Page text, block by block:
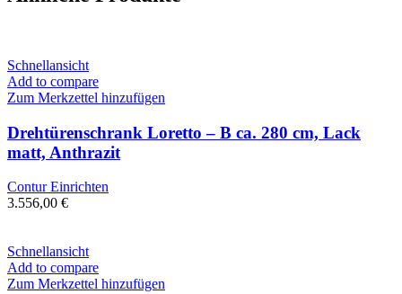
Schnellansicht
Add to compare
Zum Merkzettel hinzufügen
Drehtürenschrank Loretto – B ca. 280 cm, Lack
matt, Anthrazit
Contur Einrichten
3.556,00 €
Schnellansicht
Add to compare
Zum Merkzettel hinzufügen